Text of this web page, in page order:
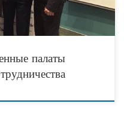
палаты